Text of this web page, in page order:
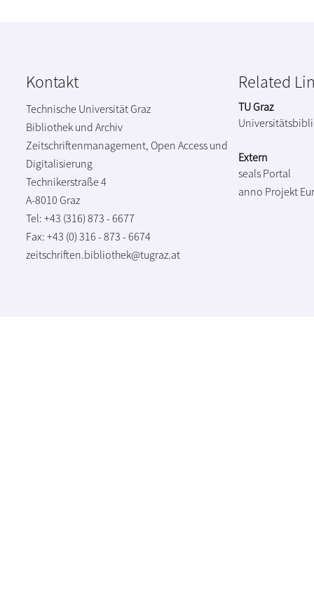
Kontakt
Technische Universität Graz
Bibliothek und Archiv
Zeitschriftenmanagement, Open Access und
Digitalisierung
Technikerstraße 4
A-8010 Graz
Tel: +43 (316) 873 - 6677
Fax: +43 (0) 316 - 873 - 6674
zeitschriften.bibliothek@tugraz.at
Related
TU Graz
Extern
seals Portal
anno Projekt